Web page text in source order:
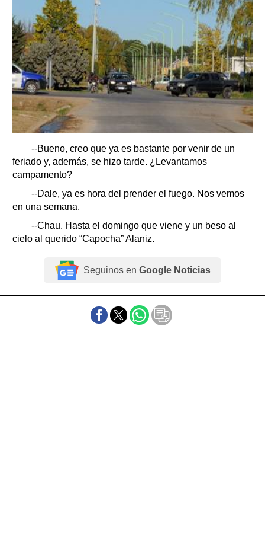
--Bueno, creo que ya es bastante por venir de un
feriado y, además, se hizo tarde. ¿Levantamos
campamento?
--Dale, ya es hora del prender el fuego. Nos vemos
en una semana.
--Chau. Hasta el domingo que viene y un beso al
cielo al querido “Capocha” Alaniz.
Seguinos en Google Noticias